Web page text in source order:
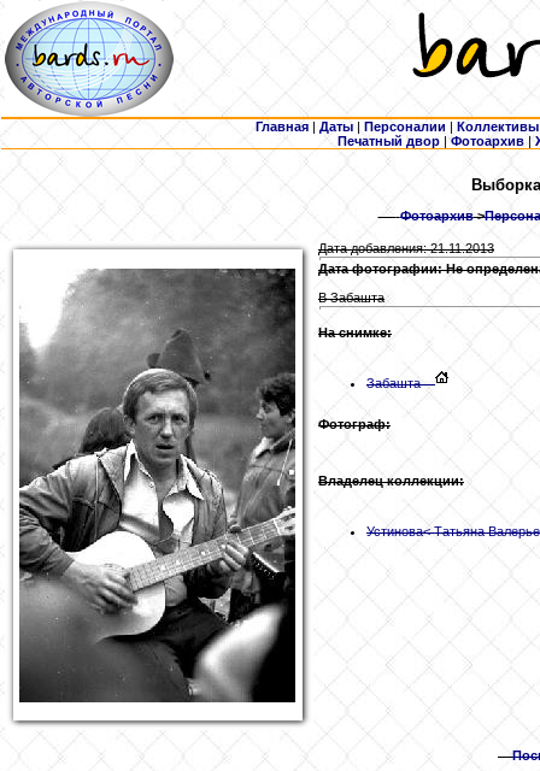
Главная | Даты | Персоналии | Коллективы
Печатный двор |Фотоархив |
Фотоархив>
Дата добавления: 21.11.2013
Дата фотографии: Не
В Забашта
На снимке:
Забашта
Фотограф:
Владелец коллекции:
Устинова< Татьяна